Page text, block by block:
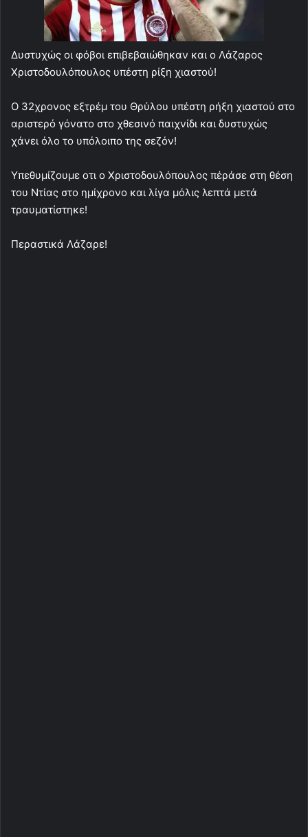
Δυστυχώς οι φόβοι επιβεβαιώθηκαν και ο Λάζαρος
Χριστοδουλόπουλος υπέστη ρίξη χιαστού!
Ο 32χρονος εξτρέμ του Θρύλου υπέστη ρήξη χιαστού στο
αριστερό γόνατο στο χθεσινό παιχνίδι και δυστυχώς
χάνει όλο το υπόλοιπο της σεζόν!
Υπεθυμίζουμε οτι ο Χριστοδουλόπουλος πέράσε στη θέση
του Ντίας στο ημίχρονο και λίγα μόλις λεπτά μετά
τραυματίστηκε!
Περαστικά Λάζαρε!